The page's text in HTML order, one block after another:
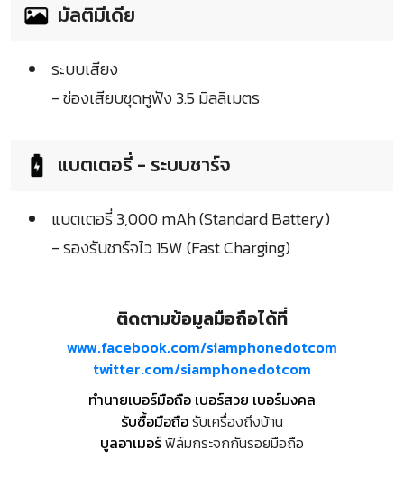
มัลติมีเดีย
ระบบเสียง
- ช่องเสียบชุดหูฟัง 3.5 มิลลิเมตร
แบตเตอรี่ - ระบบชาร์จ
แบตเตอรี่ 3,000 mAh (Standard Battery)
- รองรับชาร์จไว 15W (Fast Charging)
ติดตามข้อมูลมือถือได้ที่
www.facebook.com/siamphonedotcom
twitter.com/siamphonedotcom
ทำนายเบอร์มือถือ เบอร์สวย เบอร์มงคล
รับซื้อมือถือรับเครื่องถึงบ้าน
บูลอาเมอร์ฟิล์มกระจกกันรอยมือถือ